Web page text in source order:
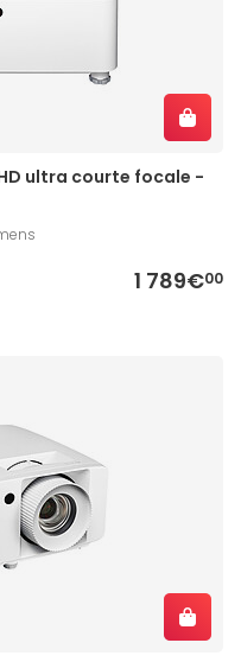
ultra courte focale -
1 789€00